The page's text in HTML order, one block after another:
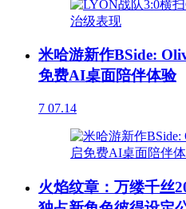
米哈游新作BSide:
免费AI桌面陪伴体验
7 07.14
火焰纹章：万缕千丝